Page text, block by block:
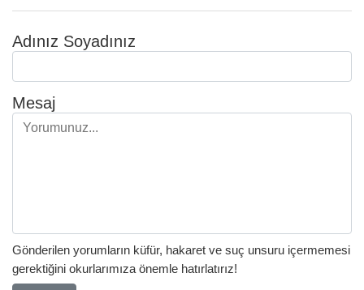
Adınız Soyadınız
Mesaj
Gönderilen yorumların küfür, hakaret ve suç unsuru içermemesi
gerektiğini okurlarımıza önemle hatırlatırız!